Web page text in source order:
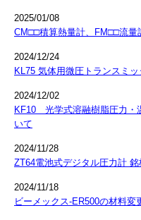
2025/01/08
CM□□積算熱量計、FM□□流量
2024/12/24
KL75 気体用微圧トランスミ
2024/12/02
KF10 光学式溶融樹脂圧力・
いて
2024/11/28
ZT64電池式デジタル圧力計
2024/11/18
ビーメックス-ER500の材料変